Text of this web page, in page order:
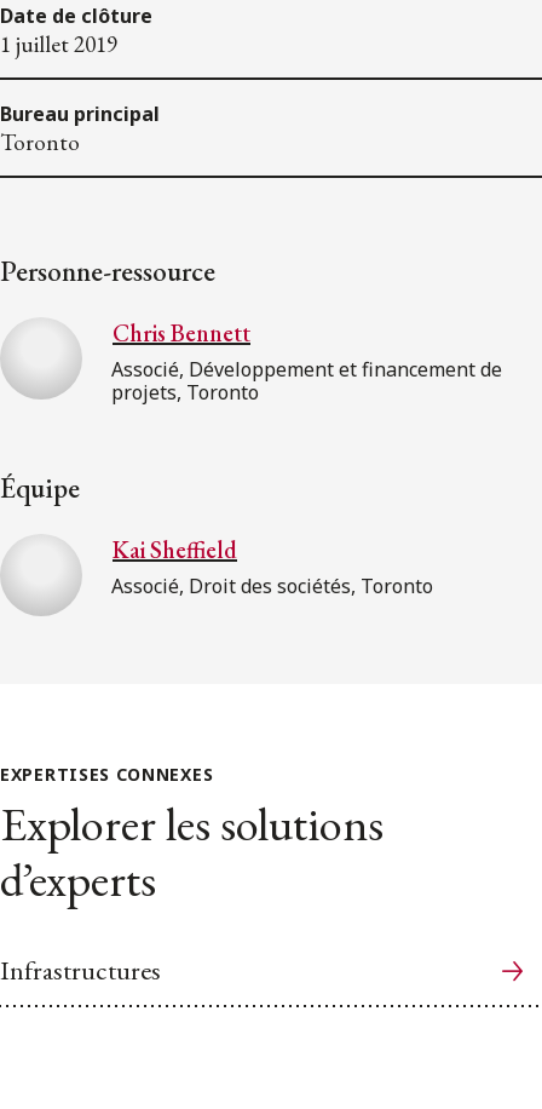
Date de clôture
1 juillet 2019
Bureau principal
Toronto
Personne-ressource
Chris Bennett
Associé, Développement et financement de
projets, Toronto
Équipe
Kai Sheffield
Associé, Droit des sociétés, Toronto
EXPERTISES CONNEXES
Explorer les solutions
d’experts
Infrastructures